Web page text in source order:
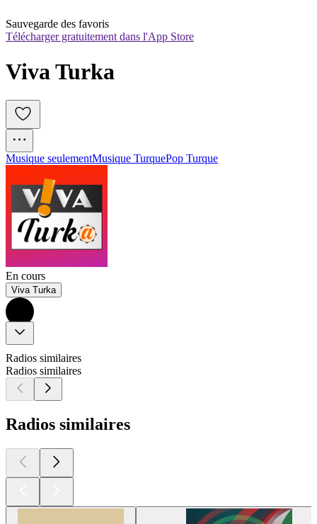
Sauvegarde des favoris
Télécharger gratuitement dans l'App Store
Viva Turka
Musique seulementMusique TurquePop Turque
En cours
Viva Turka
Radios similaires
Radios similaires
Radios similaires